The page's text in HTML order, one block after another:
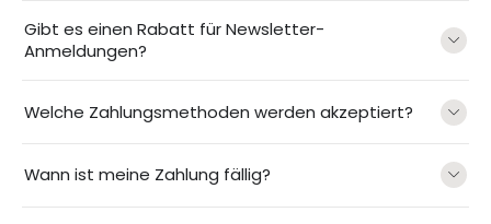
Gibt es einen Rabatt für Newsletter-
Anmeldungen?
Welche Zahlungsmethoden werden akzeptiert?
Wann ist meine Zahlung fällig?